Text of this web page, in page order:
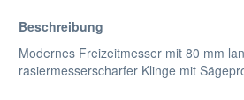
Beschreibung
Modernes Freizeitmesser mit 80 mm
rasiermesserscharfer Klinge mit